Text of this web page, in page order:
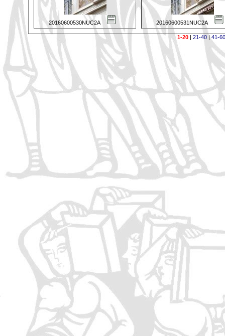
20160600530NUC2A 20160600531NUC2A
1-20 | 21-40 |41-60